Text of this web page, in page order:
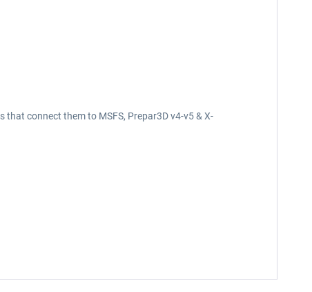
that connect them to MSFS, Prepar3D v4-v5 & X-